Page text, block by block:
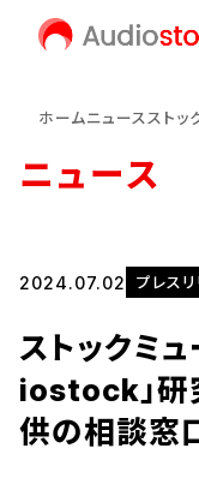
ホームニュース
ニュース
2024.07.02 プレスリ
ストックミ
iostock」研
供の相談窓